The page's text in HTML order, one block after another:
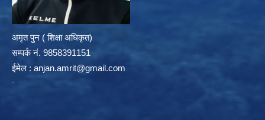
अमृत पुन ( शिक्षा अधिकृत)
सम्पर्क न‌ं. 9858391151
ईमेल : anjan.amrit@gmail.com